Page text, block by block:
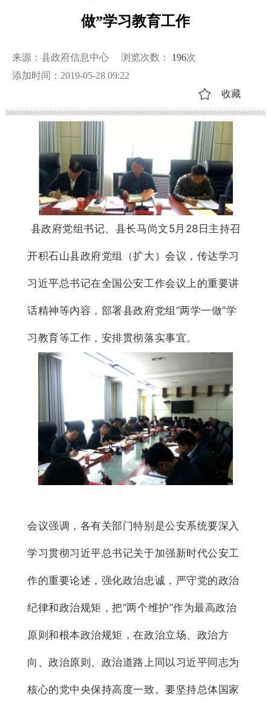
做”学习教育工作
来源：县政府信息中心 浏览次数： 196次
添加时间：2019-05-28 09:22
收藏
县政府党组书记、县长马尚文5月28日主持召
开积石山县政府党组（扩大）会议，传达学习
习近平总书记在全国公安工作会议上的重要讲
话精神等内容，部署县政府党组“两学一做”学
习教育等工作，安排贯彻落实事宜。
会议强调，各有关部门特别是公安系统要深入
学习贯彻习近平总书记关于加强新时代公安工
作的重要论述，强化政治忠诚，严守党的政治
纪律和政治规矩，把“两个维护”作为最高政治
原则和根本政治规矩，在政治立场、政治方
向、政治原则、政治道路上同以习近平同志为
核心的党中央保持高度一致。要坚持总体国家